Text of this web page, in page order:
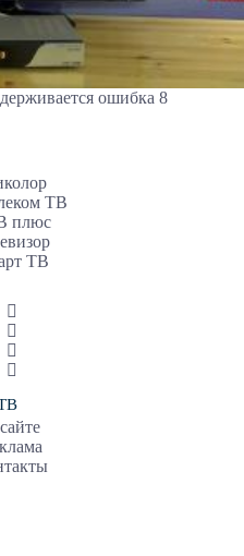
ошибка 8
ТВ
плюс
ТВ